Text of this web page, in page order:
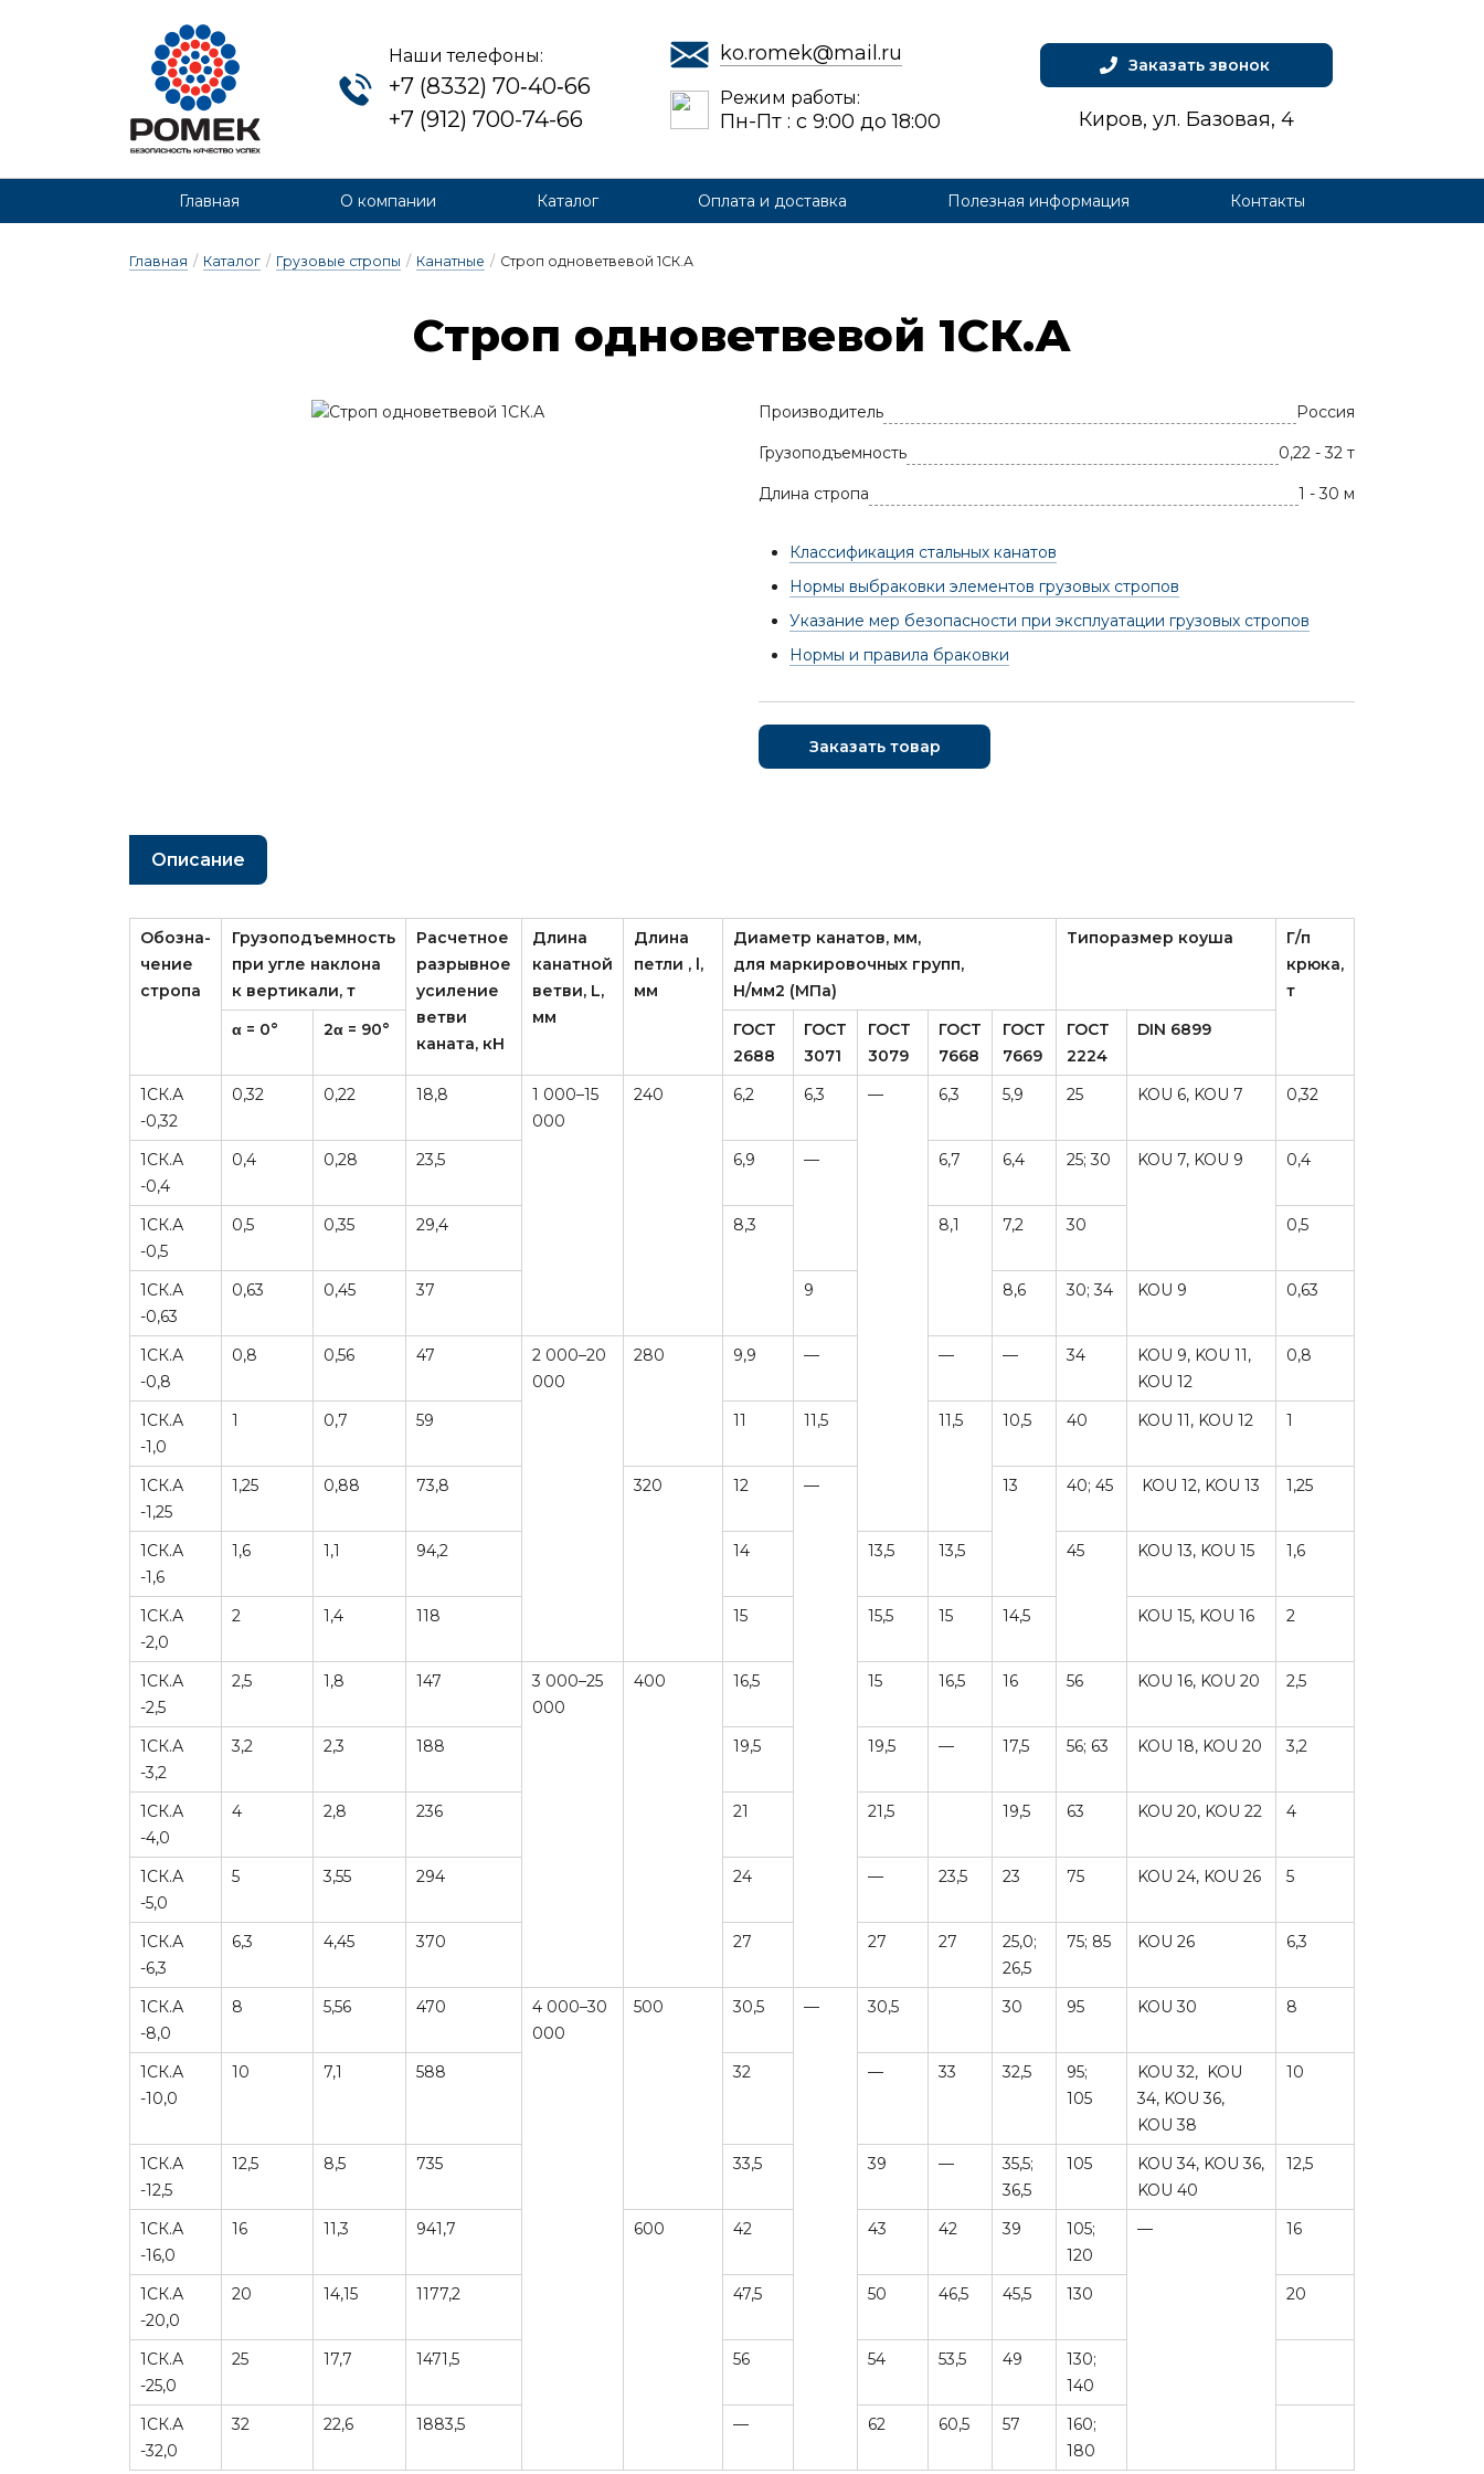
Главная О компании Каталог Оплата и доставка Полезная информация Контакты
Наши телефоны:
+7 (8332) 70‑40‑66
+7 (912) 700-74-66
ko.romek@mail.ru
Режим работы:
Пн-Пт : с 9:00 до 18:00
Заказать звонок
Киров, ул. Базовая, 4
Главная / Каталог / Грузовые стропы / Канатные / Строп одноветвевой 1СК.А
Строп од­но­вет­ве­вой 1СК.А
Производитель Россия
Грузоподъемность 0,22 - 32 т
Длина стропа 1 - 30 м
Классификация стальных канатов
Нормы выбраковки элементов грузовых стропов
Указание мер безопасности при эксплуатации грузовых стропов
Нормы и правила браковки
Заказать товар
Описание
Обозна­
чение
стропа
Грузоподъемность
при угле наклона
к вертикали, т
Расчетное
разрывное
усиление
ветви
каната, кН
Длина
канатной
ветви, L,
мм
Длина
петли , l,
мм
Диаметр канатов, мм,
для маркировочных групп,
Н/мм2 (МПа)
Типоразмер коуша
Г/п
крюка,
т
α = 0°
2α = 90°
ГОСТ
2688
ГОСТ
3071
ГОСТ
3079
ГОСТ
7668
ГОСТ
7669
ГОСТ
2224
DIN 6899
1СК.А
-0,32
0,32 0,22 18,8
1 000–15
000
240 6,2 6,3 — 6,3 5,9 25 KOU 6, KOU 7 0,32
1СК.А
-0,4
0,4 0,28 23,5 6,9 — 6,7 6,4 25; 30 KOU 7, KOU 9 0,4
1СК.А
-0,5
0,5 0,35 29,4 8,3 8,1 7,2 30 0,5
1СК.А
-0,63
0,63 0,45 37 9 8,6 30; 34 KOU 9 0,63
1СК.А
-0,8
0,8 0,56 47
2 000–20
000
280 9,9 — — — 34
KOU 9, KOU 11,
KOU 12
0,8
1СК.А
-1,0
1 0,7 59 11 11,5 11,5 10,5 40 KOU 11, KOU 12 1
1СК.А
-1,25
1,25 0,88 73,8 320 12 — 13 40; 45 KOU 12, KOU 13 1,25
1СК.А
-1,6
1,6 1,1 94,2 14 13,5 13,5 45 KOU 13, KOU 15 1,6
1СК.А
-2,0
2 1,4 118 15 15,5 15 14,5 KOU 15, KOU 16 2
1СК.А
-2,5
2,5 1,8 147
3 000–25
000
400 16,5 15 16,5 16 56 KOU 16, KOU 20 2,5
1СК.А
-3,2
3,2 2,3 188 19,5 19,5 — 17,5 56; 63 KOU 18, KOU 20 3,2
1СК.А
-4,0
4 2,8 236 21 21,5 19,5 63 KOU 20, KOU 22 4
1СК.А
-5,0
5 3,55 294 24 — 23,5 23 75 KOU 24, KOU 26 5
1СК.А
-6,3
6,3 4,45 370 27 27 27
25,0;
26,5
75; 85 KOU 26 6,3
1СК.А
-8,0
8 5,56 470
4 000–30
000
500 30,5 — 30,5 30 95 KOU 30 8
1СК.А
-10,0
10 7,1 588 32 — 33 32,5
95;
105
KOU 32, KOU
34, KOU 36,
KOU 38
10
1СК.А
-12,5
12,5 8,5 735 33,5 39 —
35,5;
36,5
105
KOU 34, KOU 36,
KOU 40
12,5
1СК.А
-16,0
16 11,3 941,7 600 42 43 42 39
105;
120
— 16
1СК.А
-20,0
20 14,15 1177,2 47,5 50 46,5 45,5 130 20
1СК.А
-25,0
25 17,7 1471,5 56 54 53,5 49
130;
140
1СК.А
-32,0
32 22,6 1883,5 — 62 60,5 57
160;
180